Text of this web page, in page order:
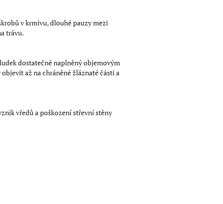
v krmivu, dlouhé pauzy mezi
trávu.
dostatečně naplněný objemovým
až na chráněné žláznaté části a
vředů a poškození střevní stěny